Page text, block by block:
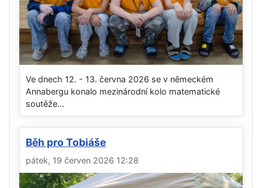
Ve dnech 12. - 13. června 2026 se v německém
Annabergu konalo mezinárodní kolo matematické
soutěže...
Běh pro Tobiáše
pátek, 19 červen 2026 12:28